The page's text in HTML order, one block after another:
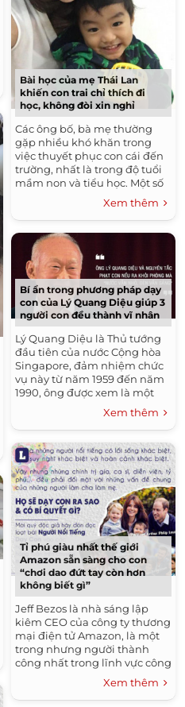
Bài học của mẹ Thái Lan
khiến con trai chỉ thích đi
học, không đòi xin nghỉ
Các ông bố, bà mẹ thường
gặp nhiều khó khăn trong
việc thuyết phục con cái đến
trường, nhất là trong độ tuổi
mầm non và tiểu học. Một số
bố mẹ thậm chí phải hối lộ
Xem thêm
Bí ẩn trong phương pháp dạy
con của Lý Quang Diệu giúp 3
người con đều thành vĩ nhân
Lý Quang Diệu là Thủ tướng
đầu tiên của nước Cộng hòa
Singapore, đảm nhiệm chức
vụ này từ năm 1959 đến năm
1990, ông được xem là một
chính trị gia có ảnh hưởng
nhất tại đảo quốc...
Xem thêm
Tỉ phú giàu nhất thế giới
Amazon sẵn sàng cho con
“chơi dao đứt tay còn hơn
không biết gì”
Jeff Bezos là nhà sáng lập
kiêm CEO của công ty thương
mại điện tử Amazon, là một
trong nhưng người thành
công nhất trong lĩnh vực công
nghệ với khối tài sản ước tính
90.6 tỉ USD. Ông có...
Xem thêm